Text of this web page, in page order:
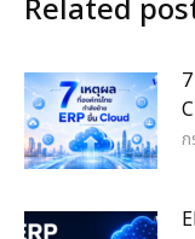
Related